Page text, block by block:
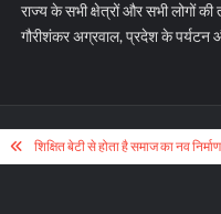
राज्य के सभी क्षेत्रों और सभी लोगों
गौरीशंकर अग्रवाल, प्रदेश के पर्यटन
शिक्षित बेटी से होता है समाज का नव निर्माण